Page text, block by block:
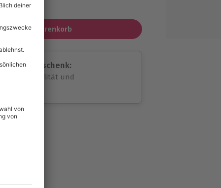
In den Warenkorb
Geschenk:
volle Flexibilität und
°P